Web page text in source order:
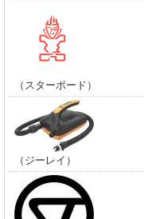
（スターボード）
（ジーレイ）